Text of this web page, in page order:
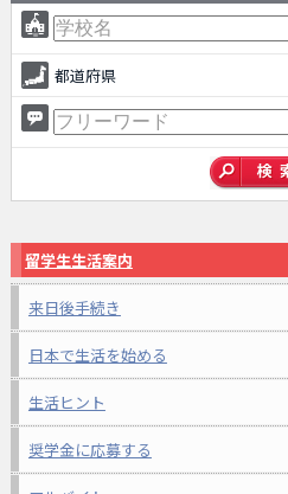
都道府県
留学生生活案内
来日後手続き
日本で生活を始める
生活ヒント
奨学金に応募する